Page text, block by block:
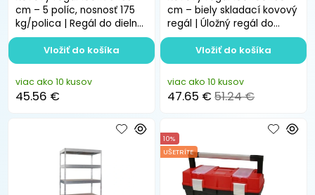
cm – 5 políc, nosnosť 175
kg/polica | Regál do dielne,
skladu
viac ako 10 kusov
45.56 €
Vložiť do košíka
cm – biely skladací kovový
regál | Úložný regál do
dielne
viac ako 10 kusov
47.65 € 51.24 €
Vložiť do košíka
10%
UŠETRÍTE